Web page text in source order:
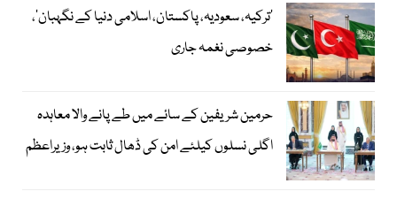
‘ترکیہ، سعودیہ، پاکستان، اسلامی دنیا کے نگہبان’،
خصوصی نغمہ جاری
حرمین شریفین کے سائے میں طے پانے والا معاہدہ
اگلی نسلوں کیلئے امن کی ڈھال ثابت ہو، وزیراعظم